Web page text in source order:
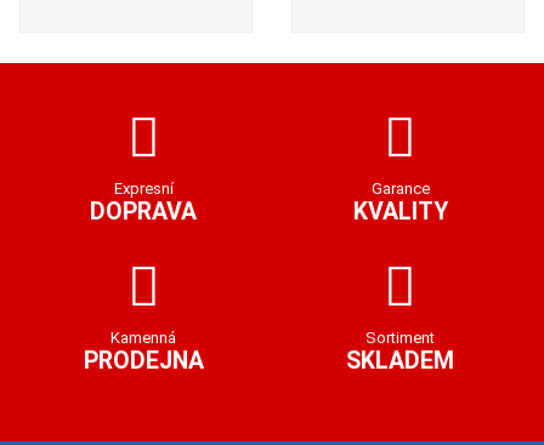
Expresní
DOPRAVA
Garance
KVALITY
Kamenná
PRODEJNA
Sortiment
SKLADEM